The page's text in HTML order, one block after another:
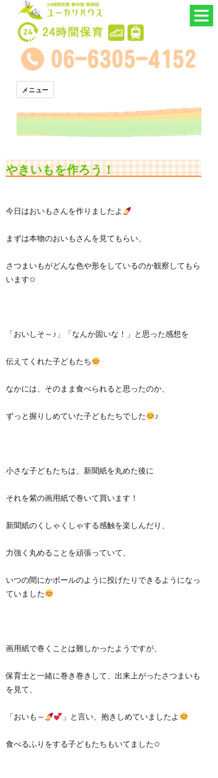
24時間託児所 ユーカリハウス
メニュー
やきいもを作ろう！
今日はおいもさんを作りましたよ
まずは本物のおいもさんを見てもらい、
さつまいもがどんな色や形をしているのか観察してもら
います✩
「おいしそ～♪」「なんか固いな！」と思った感想を
伝えてくれた子どもたち
なかには、そのまま食べられると思ったのか、
ずっと握りしめていた子どもたちでした ♪
小さな子どもたちは、新聞紙を丸めた後に
それを紫の画用紙で巻いて買います！
新聞紙のくしゃくしゃする感触を楽しんだり、
力強く丸めることを頑張っていて、
いつの間にかボールのように投げたりできるようになっ
ていました
画用紙で巻くことは難しかったようですが、
保育士と一緒に巻き巻きして、出来上がったさつまいも
を見て、
「おいも～ 」と言い、抱きしめていましたよ
食べるふりをする子どもたちもいてました✩